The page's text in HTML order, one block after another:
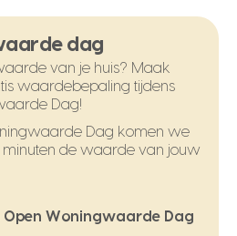
dag
van je huis? Maak
waardebepaling tijdens
Dag!
Dag komen we
de waarde van jouw
Woningwaarde Dag